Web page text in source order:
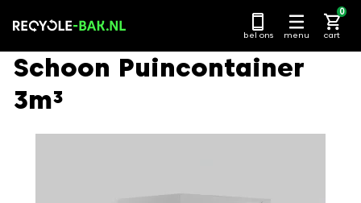
naar
bel ons menu cart
0
Schoon Puincontainer
3m³